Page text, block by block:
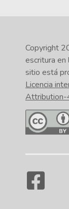
Copyright
escritura en
sitio está
Licencia
Attribution-